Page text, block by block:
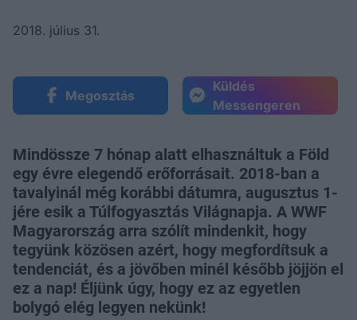
2018. július 31.
Megosztás
Küldés
Messengeren
Mindössze 7 hónap alatt elhasználtuk a Föld
egy évre elegendő erőforrásait. 2018-ban a
tavalyinál még korábbi dátumra, augusztus 1-
jére esik a Túlfogyasztás Világnapja. A WWF
Magyarország arra szólít mindenkit, hogy
tegyünk közösen azért, hogy megfordítsuk a
tendenciát, és a jövőben minél később jöjjön el
ez a nap! Éljünk úgy, hogy ez az egyetlen
bolygó elég legyen nekünk!